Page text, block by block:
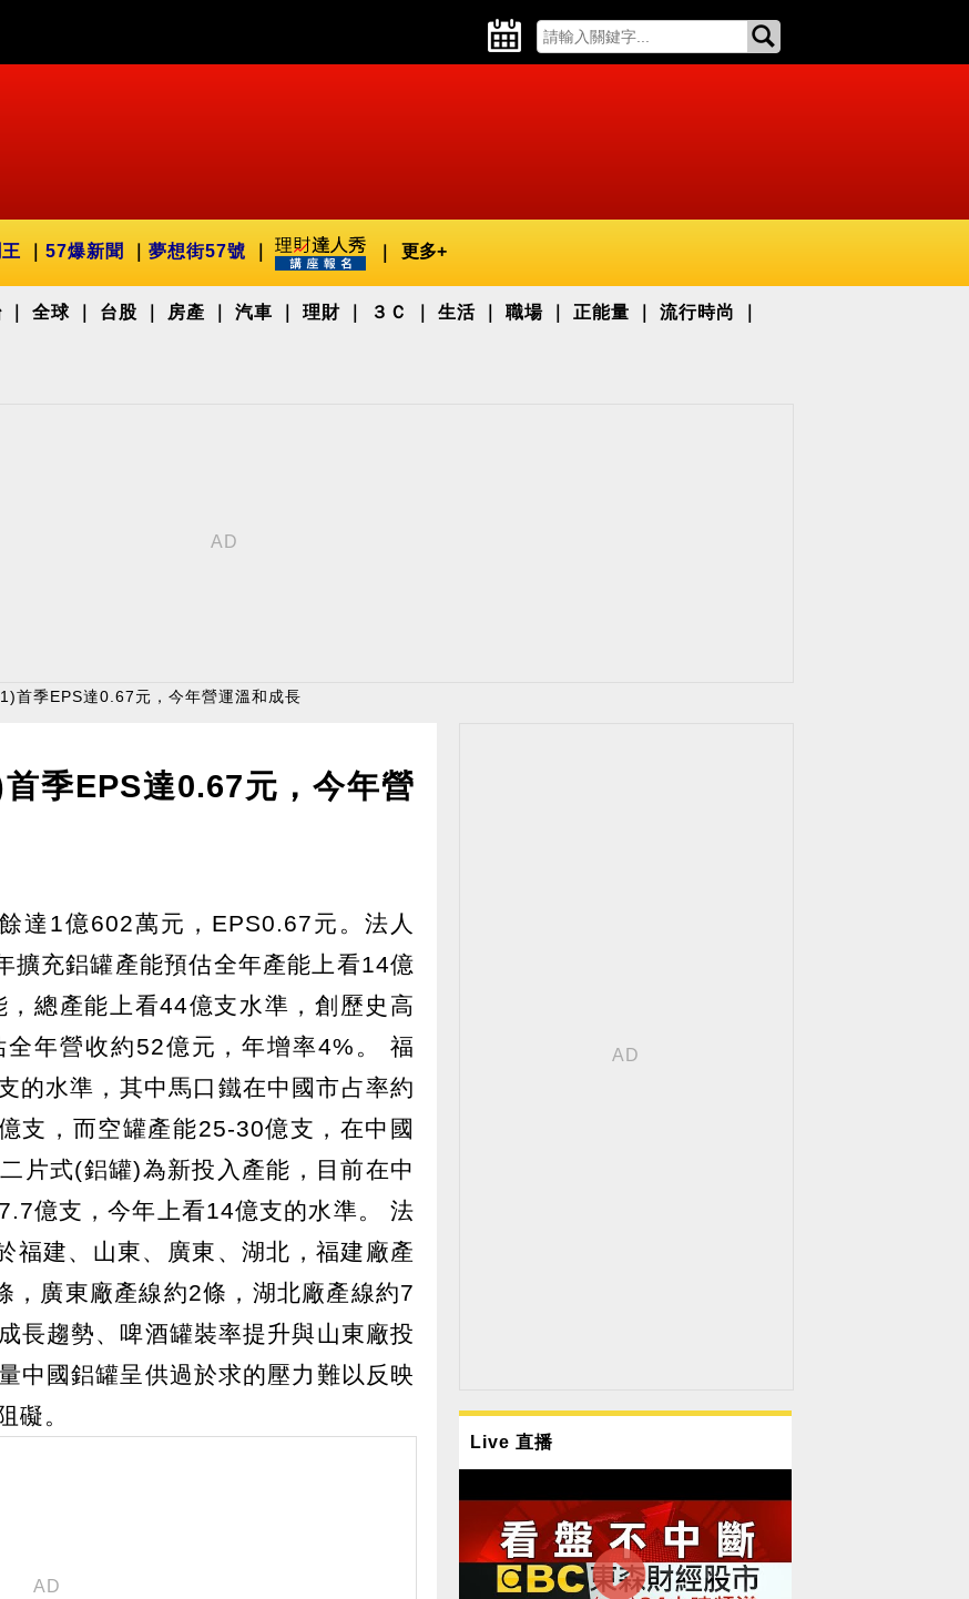
57爆新聞 夢想街57號 更多+
全球 台股 房產 汽車 理財 ３Ｃ 生活 職場 正能量 流行時尚
首季EPS達0.67元，今年營運溫和成長
季EPS達0.67元，今年營
達1億602萬元，EPS0.67元。法人
擴充鋁罐產能預估全年產能上看14億
總產能上看44億支水準，創歷史高
年營收約52億元，年增率4%。 福
的水準，其中馬口鐵在中國市占率約
支，而空罐產能25-30億支，在中國
片式(鋁罐)為新投入產能，目前在中
億支，今年上看14億支的水準。 法
福建、山東、廣東、湖北，福建廠產
，廣東廠產線約2條，湖北廠產線約7
長趨勢、啤酒罐裝率提升與山東廠投
中國鋁罐呈供過於求的壓力難以反映
礙。
Live 直播